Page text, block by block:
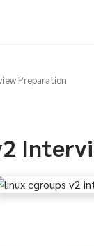
Preparation